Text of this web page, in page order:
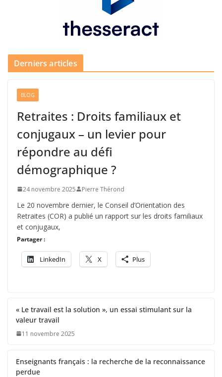
Derniers articles
BLOG
Retraites : Droits familiaux et
conjugaux – un levier pour
répondre au défi
démographique ?
24 novembre 2025 Pierre Thérond
Le 20 novembre dernier, le Conseil d’Orientation des
Retraites (COR) a publié un rapport sur les droits familiaux
et conjugaux,
Partager :
LinkedIn X Plus
« Le travail est la solution », un essai stimulant sur la
valeur travail
11 novembre 2025
Enseignants français : la recherche de la reconnaissance
perdue